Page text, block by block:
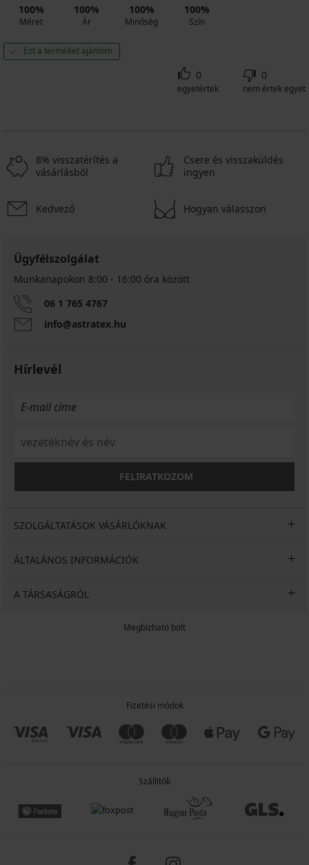
100%
Méret
100%
Ár
100%
Minőség
100%
Szín
Ezt a terméket ajánlom
0
egyetértek
0
nem értek egyet
8% visszatérítés a
vásárlásból
Csere és visszaküldés
ingyen
Kedvező Hogyan válasszon
Ügyfélszolgálat
Munkanapokon 8:00 - 16:00 óra között
06 1 765 4767
info@astratex.hu
Hírlevél
FELIRATKOZOM
SZOLGÁLTATÁSOK VÁSÁRLÓKNAK
ÁLTALÁNOS INFORMÁCIÓK
A TÁRSASÁGRÓL
Megbízható bolt
Fizetési módok
Szállítók